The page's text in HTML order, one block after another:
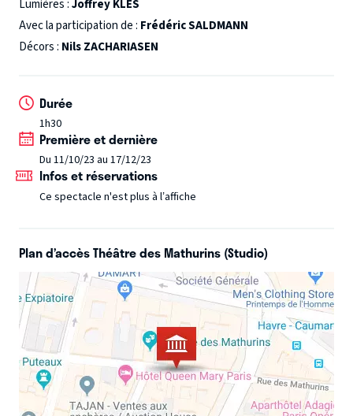
elle aussi, tentent d’extraire le gène de la jeunesse
éternelle. Basée sur des faits scientifiques
rigoureusement authentiques, avec la collaboration d’une
l’humour et l’amour !
comédie romantique, sensible et intelligente, traitant un
sujet qui interpelle chacun d’entre nous : ne plus vieillir, ne
plus être malade.Et si tout ça pouvait être vrai ?
Lumières :Joffrey KLES
Avec la participation de : Frédéric SALDMANN
Décors : Nils ZACHARIASEN
Durée
1h30
Première et dernière
Du 11/10/23 au 17/12/23
Infos et réservations
Ce spectacle n'est plus à l’affiche
Plan d’accès Théâtre des Mathurins (Studio)